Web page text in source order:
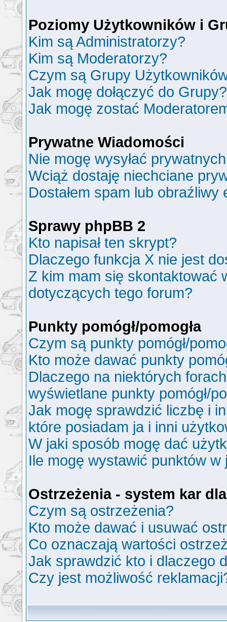
Poziomy Użytkowników i
Kim są Administratorzy?
Kim są Moderatorzy?
Czym są Grupy
Jak mogę dołączyć do Grupy?
Jak mogę zostać
Prywatne Wiadomości
Nie mogę wysyłać
Wciąż dostaję niechciane
Dostałem spam lub
Sprawy phpBB 2
Kto napisał ten skrypt?
Dlaczego funkcja X nie jest
Z kim mam się skontaktować
dotyczących tego forum?
Punkty pomógł/pomogła
Czym są punkty pomógł/
Kto może dawać punkty
Dlaczego na niektórych
wyświetlane punkty pomógł/
Jak mogę sprawdzić liczbę i
które posiadam ja i inni
W jaki sposób mogę dać
Ile mogę wystawić punktów w
Ostrzeżenia - system kar
Czym są ostrzeżenia?
Kto może dawać i usuwać
Co oznaczają wartości
Jak sprawdzić kto i dlaczego
Czy jest możliwość